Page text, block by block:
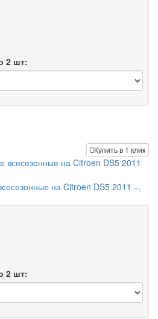
2 шт:
Купить в 1 клик
на Citroen DS5 2011 –,
2 шт: